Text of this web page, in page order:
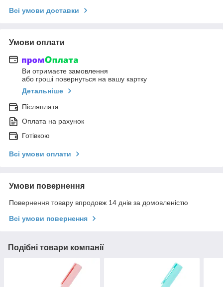
Всі умови доставки
Умови оплати
Ви отримаєте замовлення
або гроші повернуться на вашу картку
Детальніше
Післяплата
Оплата на рахунок
Готівкою
Всі умови оплати
Умови повернення
Повернення товару впродовж 14 днів за домовленістю
Всі умови повернення
Подібні товари компанії